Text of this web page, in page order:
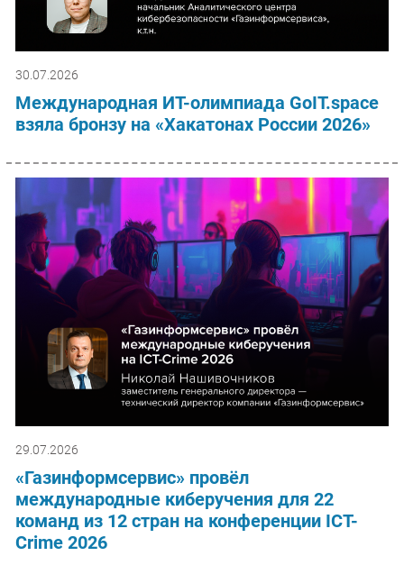
30.07.2026
Международная ИТ-олимпиада GoIT.space
взяла бронзу на «Хакатонах России 2026»
29.07.2026
«Газинформсервис» провёл
международные киберучения для 22
команд из 12 стран на конференции ICT-
Crime 2026